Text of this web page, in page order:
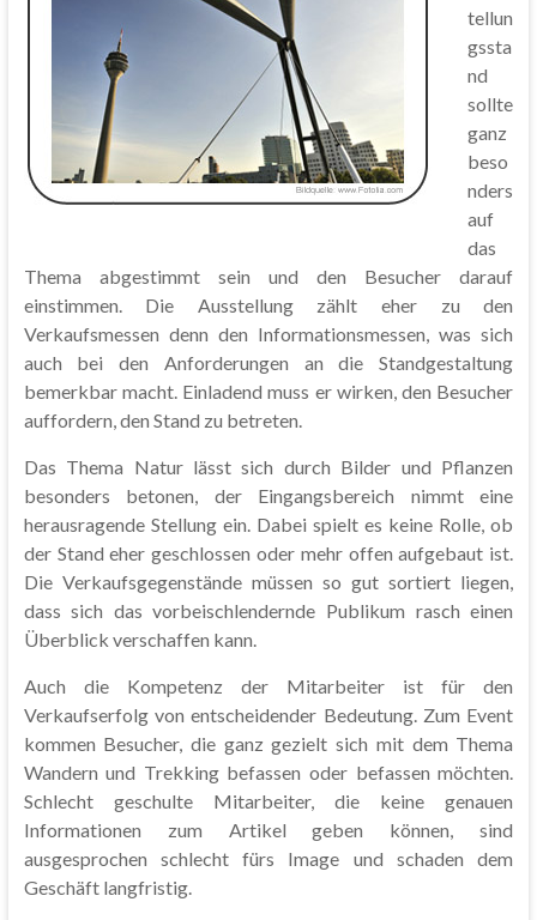
tellun
gssta
nd
sollte
ganz
beso
nders
auf
das
Thema abgestimmt sein und den Besucher darauf
einstimmen. Die Ausstellung zählt eher zu den
Verkaufsmessen denn den Informationsmessen, was sich
auch bei den Anforderungen an die Standgestaltung
bemerkbar macht. Einladend muss er wirken, den Besucher
auffordern, den Stand zu betreten.
Das Thema Natur lässt sich durch Bilder und Pflanzen
besonders betonen, der Eingangsbereich nimmt eine
herausragende Stellung ein. Dabei spielt es keine Rolle, ob
der Stand eher geschlossen oder mehr offen aufgebaut ist.
Die Verkaufsgegenstände müssen so gut sortiert liegen,
dass sich das vorbeischlendernde Publikum rasch einen
Überblick verschaffen kann.
Auch die Kompetenz der Mitarbeiter ist für den
Verkaufserfolg von entscheidender Bedeutung. Zum Event
kommen Besucher, die ganz gezielt sich mit dem Thema
Wandern und Trekking befassen oder befassen möchten.
Schlecht geschulte Mitarbeiter, die keine genauen
Informationen zum Artikel geben können, sind
ausgesprochen schlecht fürs Image und schaden dem
Geschäft langfristig.